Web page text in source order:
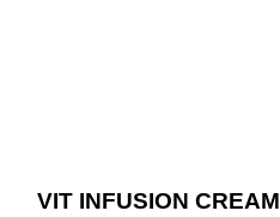
VIT INFUSION CREAM